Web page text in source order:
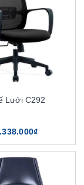
Lưới C292